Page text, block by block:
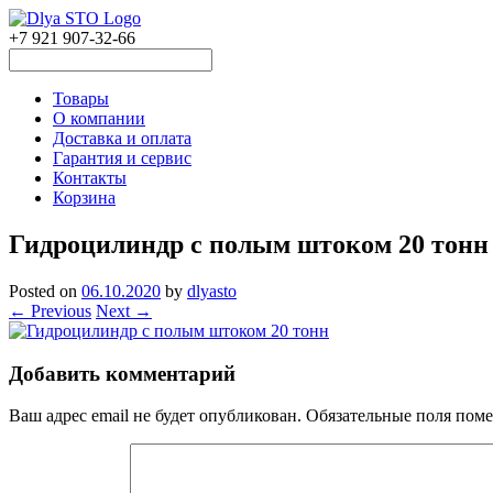
+7 921 907-32-66
Товары
О компании
Доставка и оплата
Гарантия и сервис
Контакты
Корзина
Гидроцилиндр с полым штоком 20 тонн
Posted on 06.10.2020 by dlyasto
← Previous Next →
Добавить комментарий
Ваш адрес email не будет опубликован. Обязательные поля